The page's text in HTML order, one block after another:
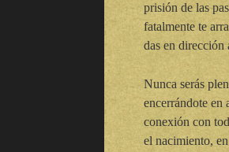
prisión de las
fatalmente te
das en dirección
Nunca serás
encerrándote en
conexión con
el nacimiento,